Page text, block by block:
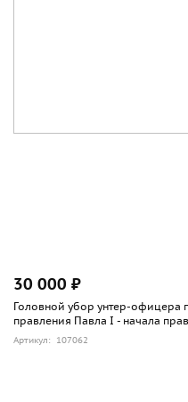
30 000 ₽
Головной убор унтер-офицера
правления Павла I - начала
Артикул: 107062